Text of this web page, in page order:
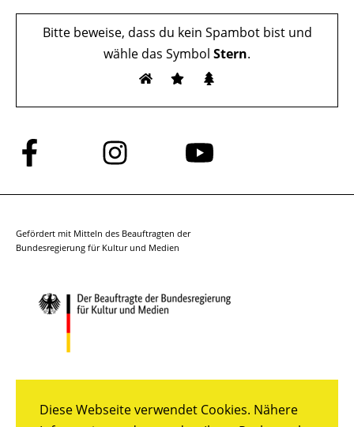
Diese Webseite verwendet Cookies. Nähere
Bitte beweise, dass du kein Spambot bist und
wähle das Symbol Stern.
Folge
uns
auf
Folge
uns
auf
Folge
auf
Gefördert mit Mitteln des Beauftragten der
Bundesregierung für Kultur und Medien